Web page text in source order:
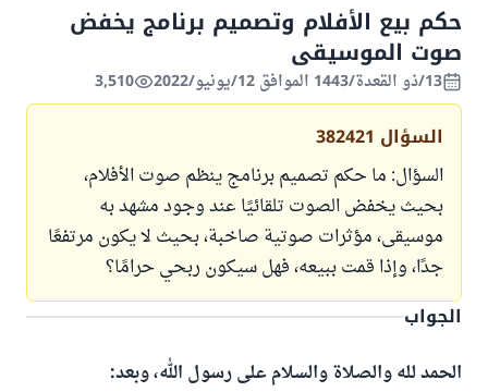
حكم بيع الأفلام وتصميم برنامج يخفض
صوت الموسيقى
13/ذو القعدة/1443 الموافق 12/يونيو/2022 3,510
السؤال 382421
‎السؤال: ما حكم تصميم برنامج ينظم صوت الأفلام،
بحيث يخفض الصوت تلقائيًا عند وجود مشهد به
موسيقى، مؤثرات صوتية صاخبة، بحيث لا يكون مرتفعًا
جدًا، وإذا قمت ببيعه، فهل سيكون ربحي حرامًا؟
الجواب
الحمد لله والصلاة والسلام على رسول الله، وبعد: